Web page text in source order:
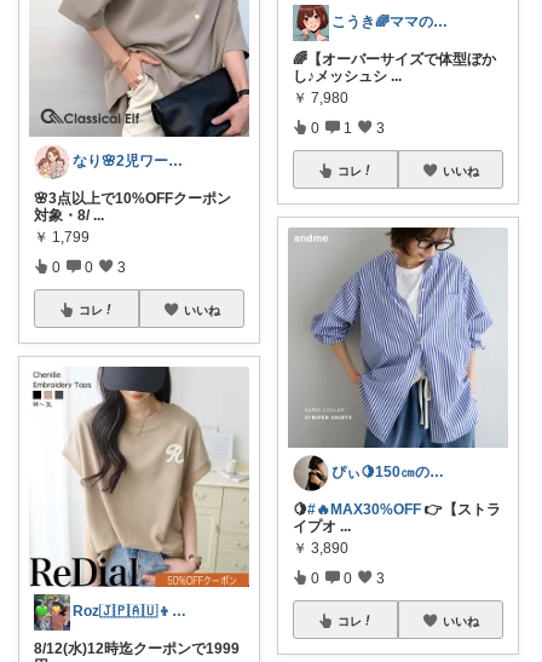
なり🌸2児ワーママの楽しい暮らし
🌸3点以上で10%OFFクーポン
対象・8/ ...
￥ 1,799
0 0 3
コレ いいね
Roz🇯🇵🇦🇺👦健康第一🥲
8/12(水)12時迄クーポンで1999
こうき🌈ママの着痩せ服&快適な暮らし
🌈【オーバーサイズで体型ぼか
し♪メッシュシ ...
￥ 7,980
0 1 3
コレ いいね
ぴぃ🍋150㎝の心地いい暮らし🧺ˊ˗
🍋#🔥MAX30%OFF 👉【ストラ
イプオ ...
￥ 3,890
0 0 3
コレ いいね